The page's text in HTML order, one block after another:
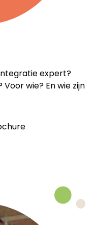
expert?
wie? En wie zijn